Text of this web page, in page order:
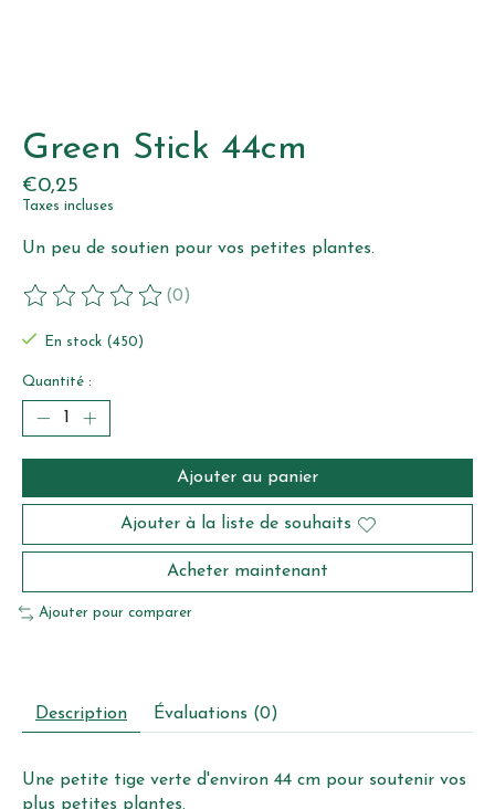
Green Stick 44cm
€0,25
Taxes incluses
Un peu de soutien pour vos petites plantes.
Ce produit est évalué à
(0)
En stock (450)
Quantité :
Ajouter au panier
Ajouter à la liste de souhaits
Acheter maintenant
Ajouter pour comparer
Description Évaluations (0)
Une petite tige verte d'environ 44 cm pour soutenir vos
plus petites plantes.